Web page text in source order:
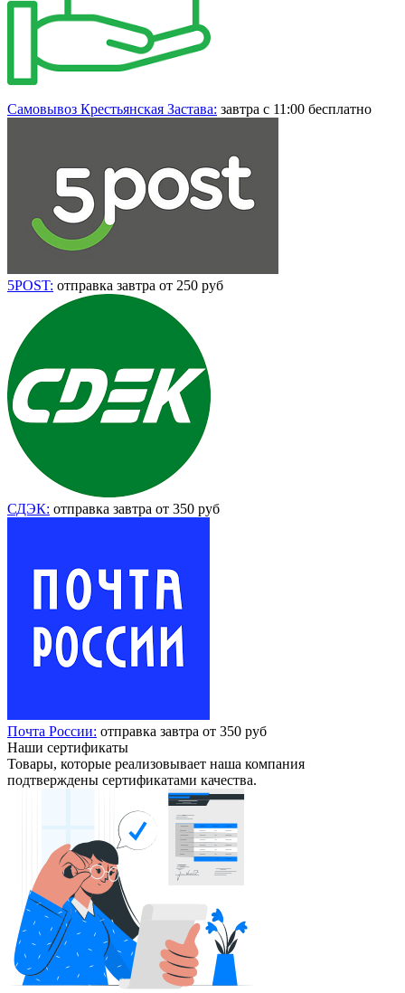
Самовывоз Крестьянская Застава: завтра с 11:00 бесплатно
5POST: отправка завтра от 250 руб
СДЭК: отправка завтра от 350 руб
Почта России: отправка завтра от 350 руб
Наши сертификаты
Товары, которые реализовывает наша компания
подтверждены сертификатами качества.